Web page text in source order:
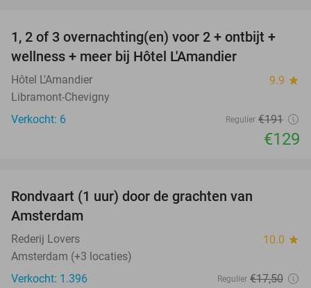
32%
TODAY
1, 2 of 3 overnachting(en) voor 2 + ontbijt +
wellness + meer bij Hôtel L'Amandier
Hôtel L'Amandier 9.9 star
Libramont-Chevigny
Verkocht: 6
Regulier €191
€129
Rondvaart (1 uur) door de grachten van
Amsterdam
Rederij Lovers 10.0 star
Amsterdam (+3 locaties)
Verkocht: 1.396
Regulier €17,50